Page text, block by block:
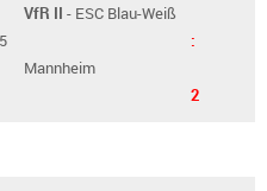
VfR II - ESC Blau-Weiß
Mannheim
:
2